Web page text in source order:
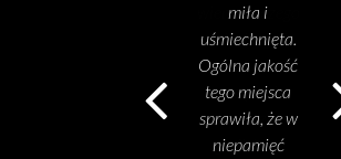
uśmiechnięta.
Ogólna jakość
tego miejsca
sprawiła, że w
niepamięć
odeszła niemiła